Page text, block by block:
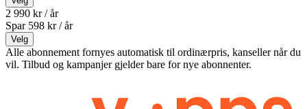
2 990 kr / år
Spar 598 kr /år
Velg
Alle abonnement fornyes automatisk til ordinærpris, kanseller når du
vil. Tilbud og kampanjer gjelder bare for nye abonnenter.